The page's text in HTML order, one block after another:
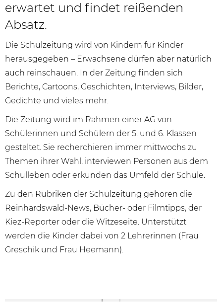
erwartet und findet reißenden
Absatz.
Die Schulzeitung wird von Kindern für Kinder
herausgegeben – Erwachsene dürfen aber natürlich
auch reinschauen. In der Zeitung finden sich
Berichte, Cartoons, Geschichten, Interviews, Bilder,
Gedichte und vieles mehr.
Die Zeitung wird im Rahmen einer AG von
Schülerinnen und Schülern der 5. und 6. Klassen
gestaltet. Sie recherchieren immer mittwochs zu
Themen ihrer Wahl, interviewen Personen aus dem
Schulleben oder erkunden das Umfeld der Schule.
Zu den Rubriken der Schulzeitung gehören die
Reinhardswald-News, Bücher- oder Filmtipps, der
Kiez-Reporter oder die Witzeseite. Unterstützt
werden die Kinder dabei von 2 Lehrerinnen (Frau
Greschik und Frau Heemann).